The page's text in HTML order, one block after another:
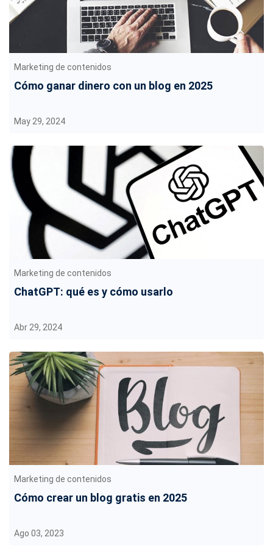
Marketing de contenidos
Cómo ganar dinero con un blog en 2025
May 29, 2024
Marketing de contenidos
ChatGPT: qué es y cómo usarlo
Abr 29, 2024
Marketing de contenidos
Cómo crear un blog gratis en 2025
Ago 03, 2023